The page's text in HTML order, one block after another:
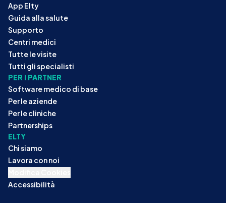
App Elty
Guida alla salute
Supporto
Centri medici
Tutte le visite
Tutti gli specialisti
PER I PARTNER
Software medico di base
Per le aziende
Per le cliniche
Partnerships
ELTY
Chi siamo
Lavora con noi
Accessibilità